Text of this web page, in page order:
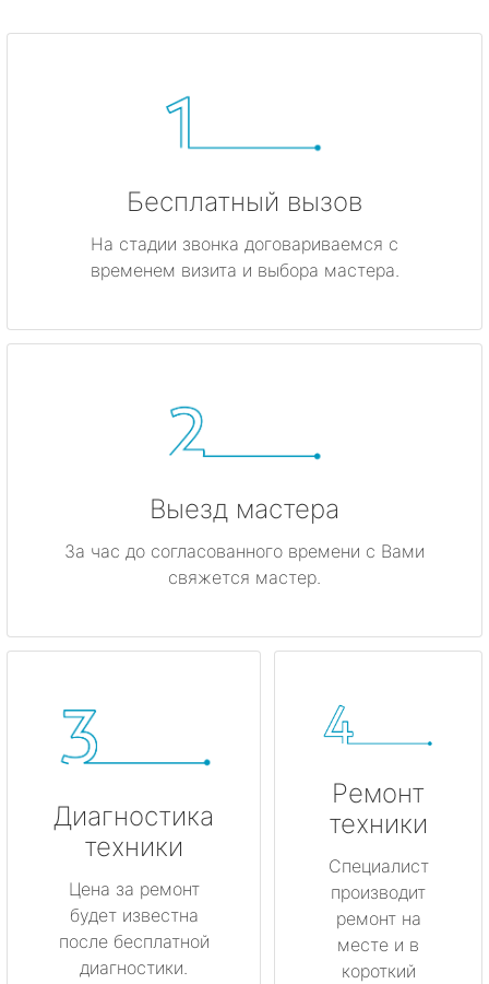
Бесплатный вызов
На стадии звонка договариваемся с
временем визита и выбора мастера.
Выезд мастера
За час до согласованного времени с Вами
свяжется мастер.
Диагностика
техники
Цена за ремонт
будет известна
после бесплатной
диагностики.
Ремонт
техники
Специалист
производит
ремонт на
месте и в
короткий